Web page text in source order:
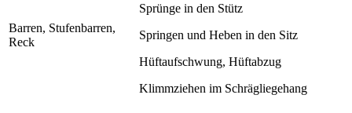
Barren, Stufenbarren,
Reck
Sprünge in den Stütz
Springen und Heben in den Sitz
Hüftaufschwung, Hüftabzug
Klimmziehen im Schrägliegehang